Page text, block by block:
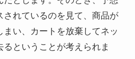
されているのを見て、商品が
まい、カートを放棄してネッ
るということが考えられま